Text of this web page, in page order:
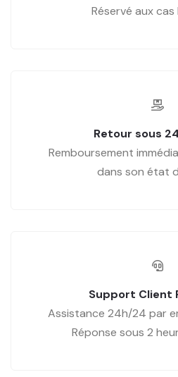
Réservé aux cas
Retour sous
Remboursement
dans son état
Support Client
Assistance 24h/24 par
Réponse sous 2